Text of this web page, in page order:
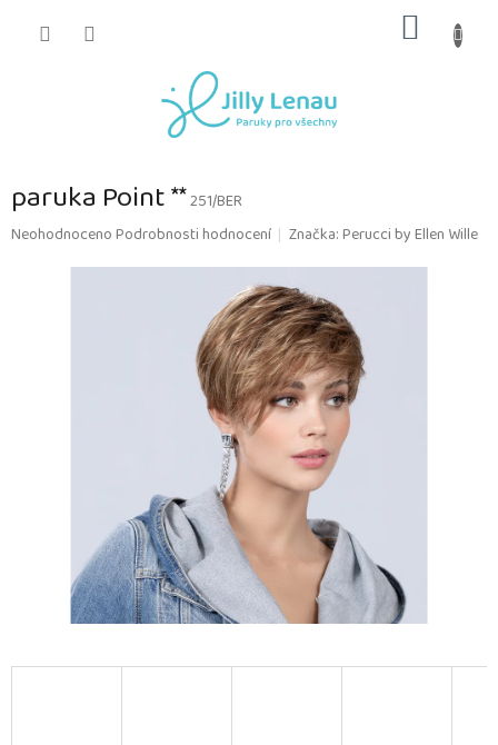
KOŠÍK
paruka Point **251/BER
Průměrné
NeohodnocenoPodrobnosti hodnocení Značka:Perucci by Ellen Wille